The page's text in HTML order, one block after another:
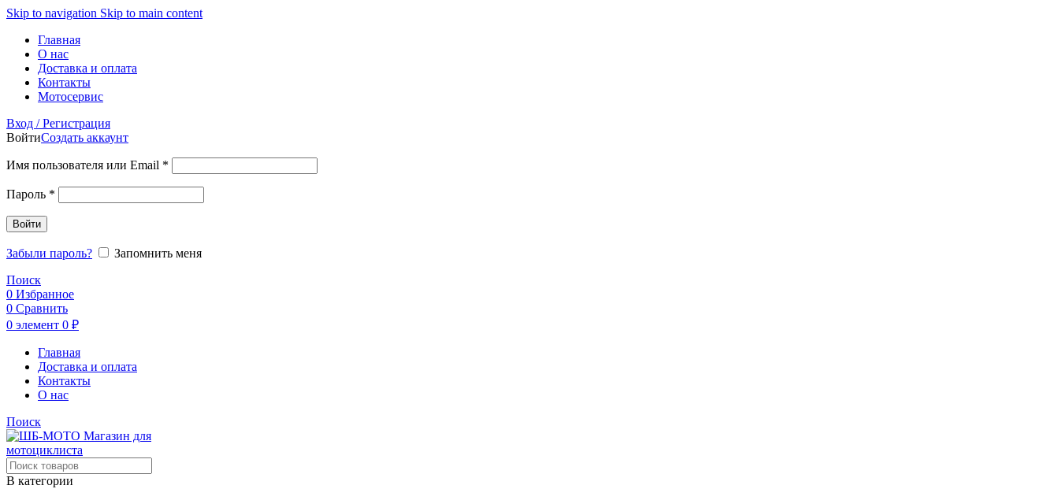
Skip to navigation Skip to main content
Главная
О нас
Доставка и оплата
Контакты
Мотосервис
Вход / Регистрация
ВойтиСоздать аккаунт
Имя пользователя или Email *
Пароль *
Войти
Забыли пароль?
Запомнить меня
Поиск
0 Избранное
0 Сравнить
0 элемент 0 ₽
Главная
Доставка и оплата
Контакты
О нас
Поиск
В категории